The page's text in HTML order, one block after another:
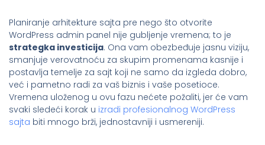
Planiranje arhitekture sajta pre nego što otvorite
WordPress admin panel nije gubljenje vremena; to je
strategka investicija. Ona vam obezbeđuje jasnu viziju,
smanjuje verovatnoću za skupim promenama kasnije i
postavlja temelje za sajt koji ne samo da izgleda dobro,
već i pametno radi za vaš biznis i vaše posetioce.
Vremena uloženog u ovu fazu nećete požaliti, jer će vam
svaki sledeći korak u izradi profesionalnog WordPress
sajta biti mnogo brži, jednostavniji i usmereniji.